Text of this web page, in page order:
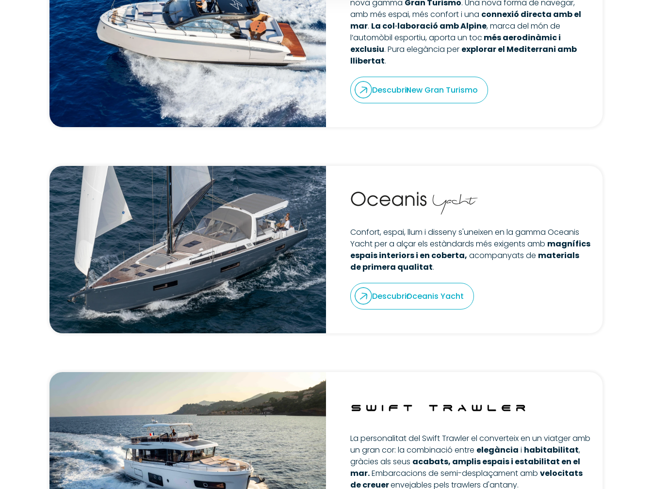
nova gamma Gran Turismo. Una nova forma de navegar,
amb més espai, més confort i una connexió directa amb el
mar. La col·laboració amb Alpine, marca del món de
l’automòbil esportiu, aporta un toc més aerodinàmic i
exclusiu. Pura elegància per explorar el Mediterrani amb
llibertat.
DescubrirNew Gran Turismo
Confort, espai, llum i disseny s'uneixen en la gamma Oceanis
Yacht per a alçar els estàndards més exigents amb magnífics
espais interiors i en coberta, acompanyats de materials
de primera qualitat.
DescubrirOceanis Yacht
La personalitat del Swift Trawler el converteix en un viatger amb
un gran cor: la combinació entre elegància i habitabilitat,
gràcies als seus acabats, amplis espais i estabilitat en el
mar.Embarcacions de semi-desplaçament amb velocitats
de creuerenvejables pels trawlers d'antany.